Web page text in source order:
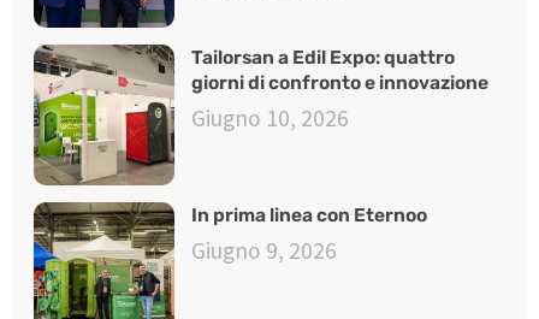
Tailorsan a Edil Expo: quattro
giorni di confronto e innovazione
Giugno 10, 2026
In prima linea con Eternoo
Giugno 9, 2026